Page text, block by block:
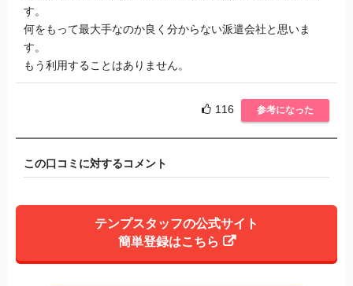
す。
何をもって最大手なのか良く分からない派遣会社と思いま
す。
もう利用することはありません。
116 参考になった
この口コミに対するコメント
テンプスタッフの公式サイト
簡単登録はこちら